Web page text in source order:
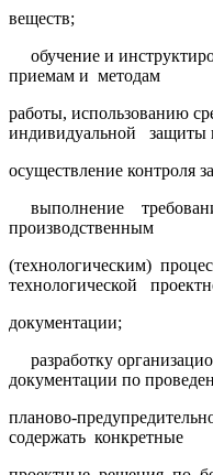
веществ;
обучение и
приемам и методам
работы, использованию
индивидуальной защиты
осуществление контроля
выполнение
производственным
(технологическим)
технологической
документации;
разработку
документации по
планово-
содержать конкретные